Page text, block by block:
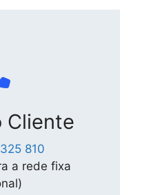
Cliente
810
a rede fixa